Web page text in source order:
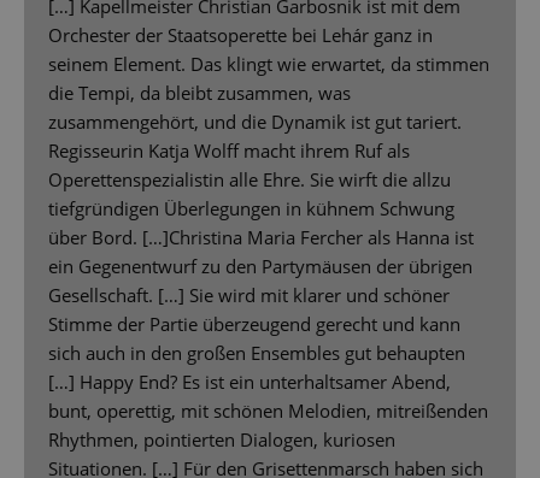
[…] Kapellmeister Christian Garbosnik ist mit dem
Orchester der Staatsoperette bei Lehár ganz in
seinem Element. Das klingt wie erwartet, da stimmen
die Tempi, da bleibt zusammen, was
zusammengehört, und die Dynamik ist gut tariert.
Regisseurin Katja Wolff macht ihrem Ruf als
Operettenspezialistin alle Ehre. Sie wirft die allzu
tiefgründigen Überlegungen in kühnem Schwung
über Bord. […]Christina Maria Fercher als Hanna ist
ein Gegenentwurf zu den Partymäusen der übrigen
Gesellschaft. […] Sie wird mit klarer und schöner
Stimme der Partie überzeugend gerecht und kann
sich auch in den großen Ensembles gut behaupten
[…] Happy End? Es ist ein unterhaltsamer Abend,
bunt, operettig, mit schönen Melodien, mitreißenden
Rhythmen, pointierten Dialogen, kuriosen
Situationen. […] Für den Grisettenmarsch haben sich